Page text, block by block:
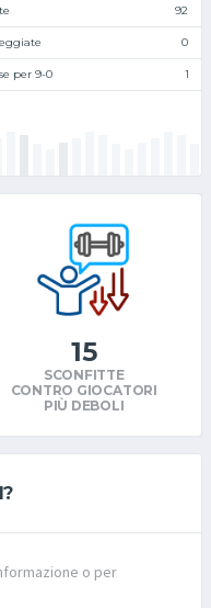
92
0
per 9-0 1
15
SCONFITTE
CONTRO GIOCATORI
PIÙ DEBOLI
o per